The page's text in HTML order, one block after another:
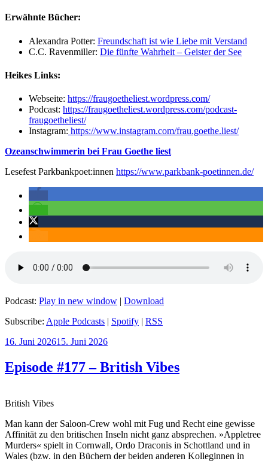
Erwähnte Bücher:
Alexandra Potter: Freundschaft ist wie Liebe mit Verstand
C.C. Ravenmiller: Die fünfte Wahrheit – Geister der See
Heikes Links:
Webseite: https://fraugoetheliest.wordpress.com/
Podcast: https://fraugoetheliest.wordpress.com/podcast-
fraugoetheliest/
Instagram: https://www.instagram.com/frau.goethe.liest/
Ozeanschwimmerin bei Frau Goethe liest
Lesefest Parkbankpoet:innen https://www.parkbank-poetinnen.de/
Podcast: Play in new window | Download
Subscribe: Apple Podcasts | Spotify | RSS
Veröffentlicht
16. Juni 202615. Juni 2026
Episode #177 – British Vibes
British Vibes
Man kann der Saloon-Crew wohl mit Fug und Recht eine gewisse
Affinität zu den britischen Inseln nicht ganz absprechen. »Appletree
Murders« spielt in Cornwall, Ordo Draconis in Schottland und in
Wales (bzw. in den Büchern der beiden anderen Kolleginnen in